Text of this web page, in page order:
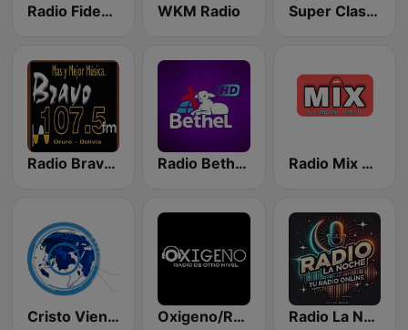
Radio Fides Oruro WKM Radio Super Clasicos Huanuni
Radio Bravo 107.5 FM Radio Bethel HD Radio Mix bolivia
Cristo Viene La Red Oxigeno/Radio Radio La Noche